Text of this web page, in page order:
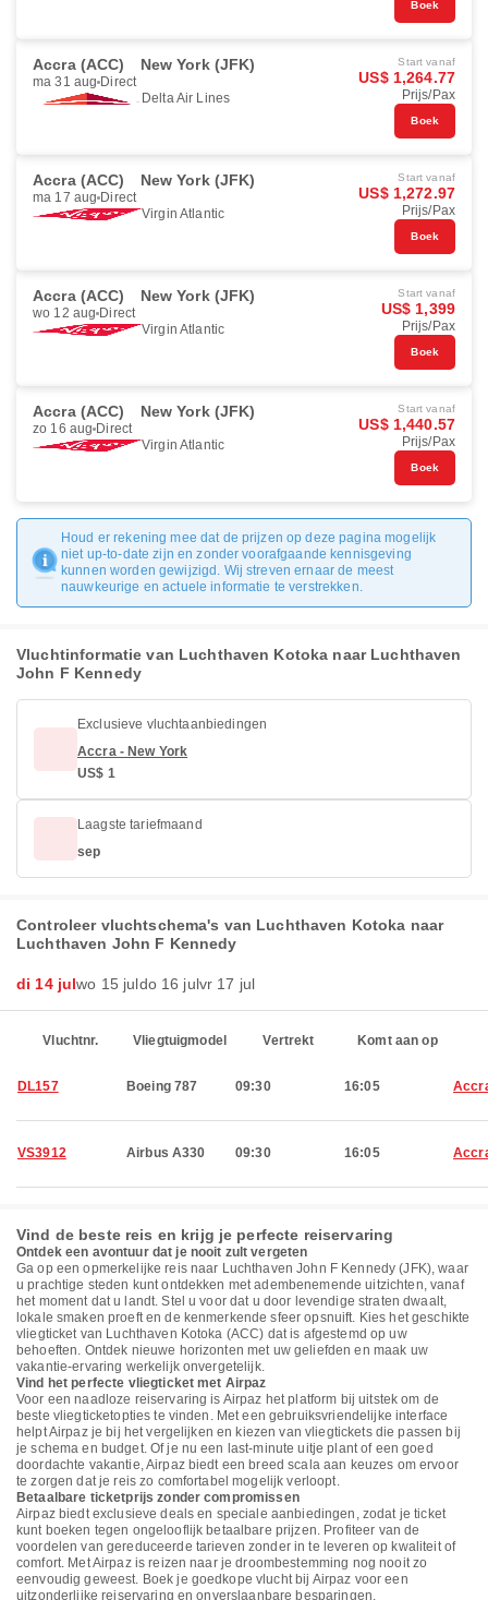
Boek
Accra (ACC) New York (JFK)
ma 31 aug Direct
Delta Air Lines
Start vanaf
US$ 1,264.77
Prijs/Pax
Boek
Accra (ACC) New York (JFK)
ma 17 aug Direct
Virgin Atlantic
Start vanaf
US$ 1,272.97
Prijs/Pax
Boek
Accra (ACC) New York (JFK)
wo 12 aug Direct
Virgin Atlantic
Start vanaf
US$ 1,399
Prijs/Pax
Boek
Accra (ACC) New York (JFK)
zo 16 aug Direct
Virgin Atlantic
Start vanaf
US$ 1,440.57
Prijs/Pax
Boek
Houd er rekening mee dat de prijzen op deze pagina mogelijk
niet up-to-date zijn en zonder voorafgaande kennisgeving
kunnen worden gewijzigd. Wij streven ernaar de meest
nauwkeurige en actuele informatie te verstrekken.
Vluchtinformatie van Luchthaven Kotoka naar Luchthaven
John F Kennedy
Exclusieve vluchtaanbiedingen
Accra - New York
US$ 1
Laagste tariefmaand
sep
Controleer vluchtschema's van Luchthaven Kotoka naar
Luchthaven John F Kennedy
di 14 julwo 15 juldo 16 julvr 17 jul
Vluchtnr. Vliegtuigmodel Vertrekt Komt aan op
DL157 Boeing 787 09:30 16:05
VS3912 Airbus A330 09:30 16:05
Vind de beste reis en krijg je perfecte reiservaring
Ontdek een avontuur dat je nooit zult vergeten
Ga op een opmerkelijke reis naar Luchthaven John F Kennedy (JFK), waar
u prachtige steden kunt ontdekken met adembenemende uitzichten, vanaf
het moment dat u landt. Stel u voor dat u door levendige straten dwaalt,
lokale smaken proeft en de kenmerkende sfeer opsnuift. Kies het geschikte
vliegticket van Luchthaven Kotoka (ACC) dat is afgestemd op uw
behoeften. Ontdek nieuwe horizonten met uw geliefden en maak uw
vakantie-ervaring werkelijk onvergetelijk.
Vind het perfecte vliegticket met Airpaz
Voor een naadloze reiservaring is Airpaz het platform bij uitstek om de
beste vliegticketopties te vinden. Met een gebruiksvriendelijke interface
helpt Airpaz je bij het vergelijken en kiezen van vliegtickets die passen bij
je schema en budget. Of je nu een last-minute uitje plant of een goed
doordachte vakantie, Airpaz biedt een breed scala aan keuzes om ervoor
te zorgen dat je reis zo comfortabel mogelijk verloopt.
Betaalbare ticketprijs zonder compromissen
Airpaz biedt exclusieve deals en speciale aanbiedingen, zodat je ticket
kunt boeken tegen ongelooflijk betaalbare prijzen. Profiteer van de
voordelen van gereduceerde tarieven zonder in te leveren op kwaliteit of
comfort. Met Airpaz is reizen naar je droombestemming nog nooit zo
eenvoudig geweest. Boek je goedkope vlucht bij Airpaz voor een
uitzonderlijke reiservaring en onverslaanbare besparingen.